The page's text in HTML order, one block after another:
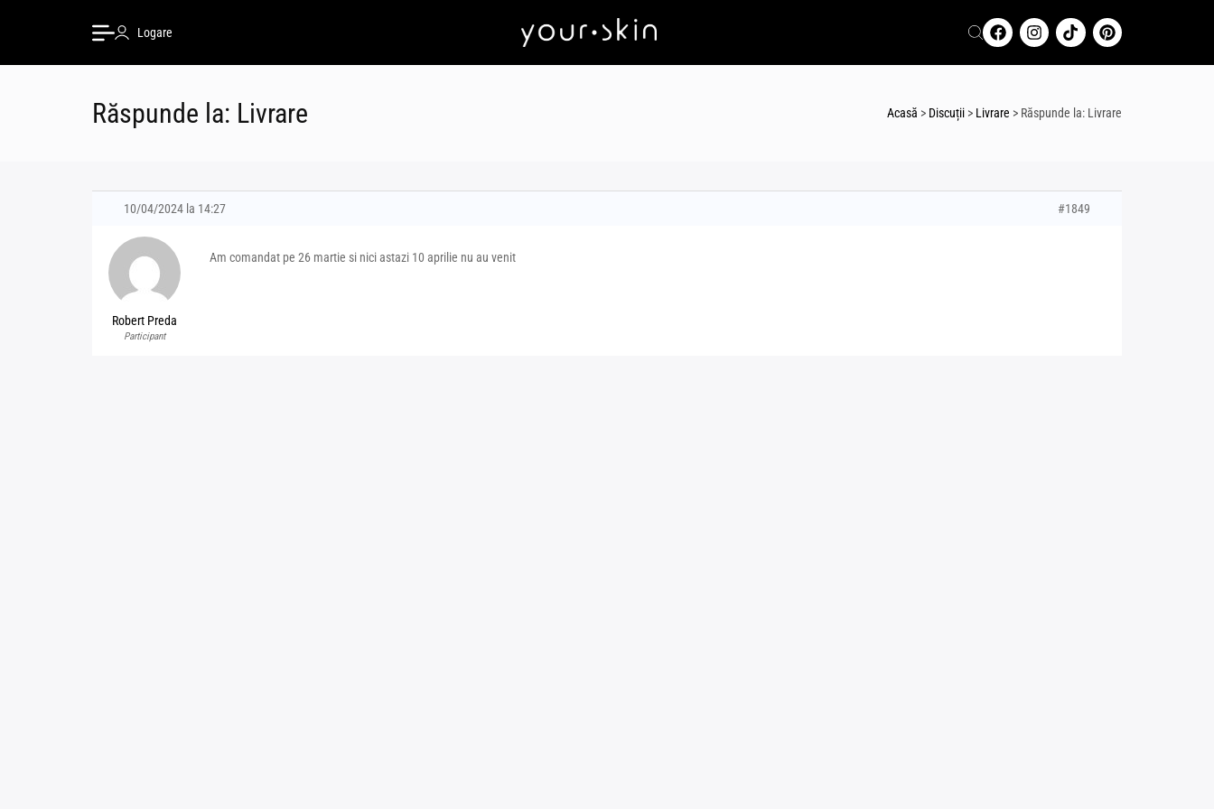
Logare
Răspunde la: Livrare Acasă > Discuții > Livrare > Răspunde la: Livrare
10/04/2024 la 14:27 #1849
Robert Preda
Participant
Am comandat pe 26 martie si nici astazi 10 aprilie nu au venit